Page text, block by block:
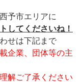
予市エリアに
してくださいね！
せは下記まで
企業、団体等の主
解ご了承ください